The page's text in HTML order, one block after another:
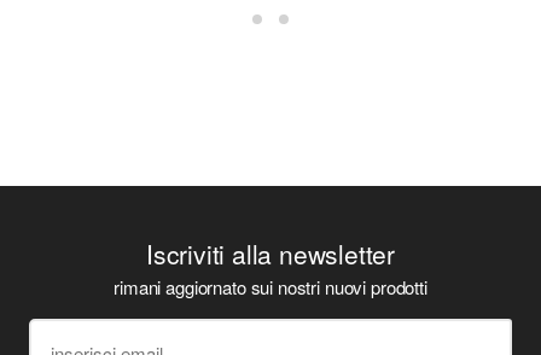
Iscriviti alla newsletter
rimani aggiornato sui nostri nuovi prodotti